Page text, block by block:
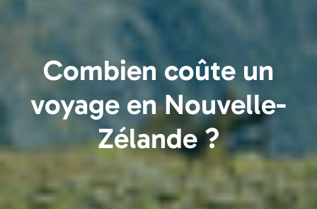
Combien coûte un
voyage en Nouvelle-
Zélande ?